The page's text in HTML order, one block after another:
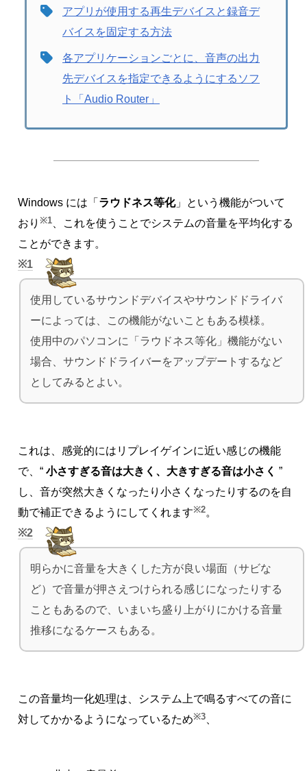
アプリが使用する再生デバイスと録音デ
バイスを固定する方法
各アプリケーションごとに、音声の出力
先デバイスを指定できるようにするソフ
ト「Audio Router」
Windows には「 ラウドネス等化」という機能がついて
おり ※1 、これを使うことでシステムの音量を平均化する
ことができます。
1
使用しているサウンドデバイスやサウンドドライバ
ーによっては、この機能がないこともある模様。
使用中のパソコンに「ラウドネス等化」機能がない
場合、サウンドドライバーをアップデートするなど
としてみるとよい。
これは、感覚的にはリプレイゲインに近い感じの機能
で、“ 小さすぎる音は大きく、大きすぎる音は小さく ”
し、音が突然大きくなったり小さくなったりするのを自
動で補正できるようにしてくれます※2。
2
明らかに音量を大きくした方が良い場面（サビな
ど）で音量が押さえつけられる感じになったりする
こともあるので、いまいち盛り上がりにかける音量
推移になるケースもある。
この音量均一化処理は、システム上で鳴るすべての音に
対してかかるようになっているため※3